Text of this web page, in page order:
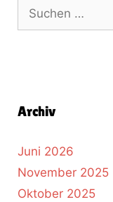
Archiv
Juni 2026
November 2025
Oktober 2025